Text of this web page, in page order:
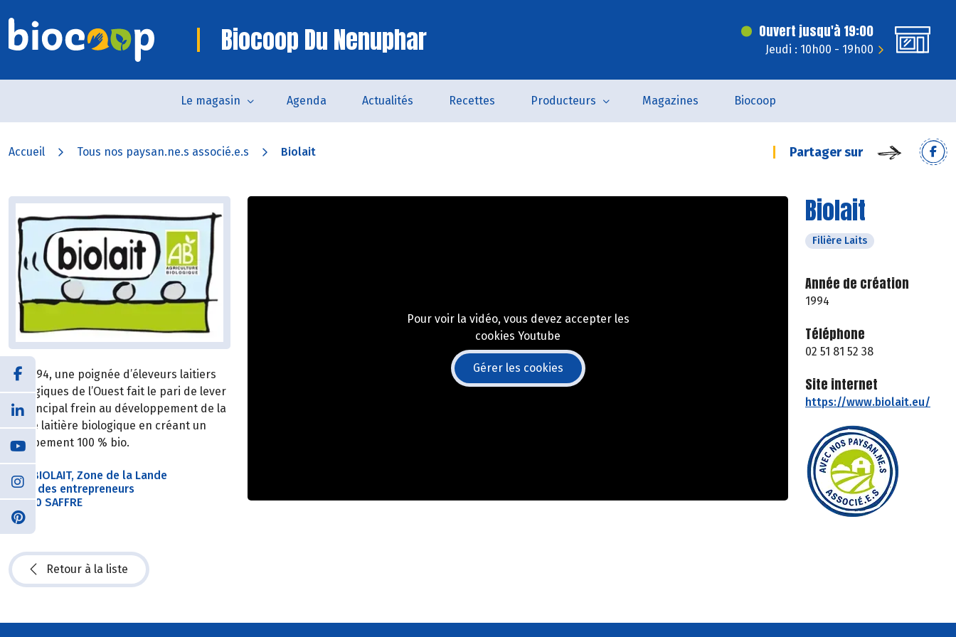
Biocoop Du Nenuphar Ouvert jusqu'à 19:00
Jeudi : 10h00 - 19h00
Le magasin Agenda Actualités Recettes Producteurs Magazines Biocoop
Accueil Tous nos paysan.ne.s associé.e.s Biolait Partager sur
Biolait
Filière Laits
Année de création
1994
Téléphone
02 51 81 52 38
Site internet
https://www.biolait.eu/
En 1994, une poignée d’éleveurs laitiers
biologiques de l’Ouest fait le pari de lever
le principal frein au développement de la
filière laitière biologique en créant un
groupement 100 % bio.
SAS BIOLAIT, Zone de la Lande
5 rue des entrepreneurs
44390 SAFFRE
Pour voir la vidéo, vous devez accepter les
cookies Youtube
Gérer les cookies
Retour à la liste